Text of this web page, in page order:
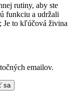
rutiny, aby ste
funkciu a udržali
Je to kľúčová živina
emailov.
sa